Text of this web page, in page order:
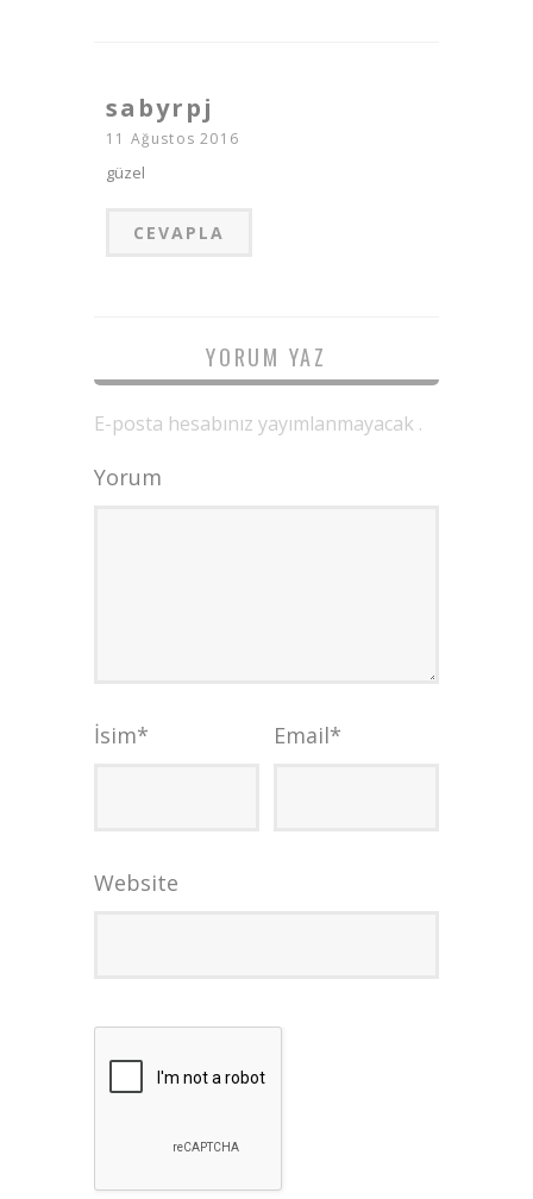
sabyrpj
11 Ağustos 2016
güzel
CEVAPLA
YORUM YAZ
E-posta hesabınız yayımlanmayacak .
Yorum
İsim* Email*
Website